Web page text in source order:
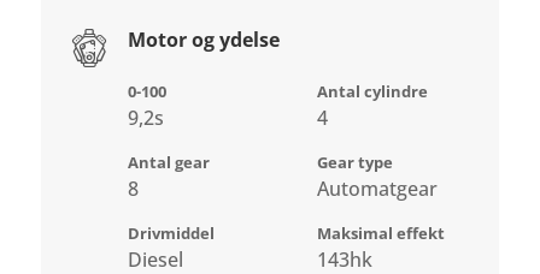
Motor og ydelse
0-100
9,2s
Antal cylindre
4
Antal gear
8
Gear type
Automatgear
Drivmiddel
Diesel
Maksimal effekt
143hk